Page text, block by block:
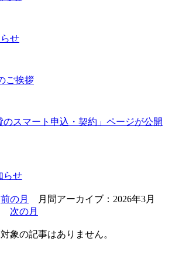
せ
ご挨拶
のスマート申込・契約」ページが公開
らせ
前の月
月間アーカイブ：2026年3月
次の月
対象の記事はありません。